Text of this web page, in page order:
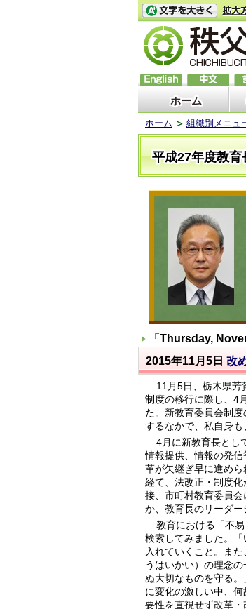
ホーム
ホーム 組織別メニュ
平成27年度教
「 Thursday,
2015年11月5日 改
11月5日、栃木県芳
制度の移行に際し、4
た。新教育委員会制
するなかで、私自身も
4月に新教育長とし
情報提供、情報の発
革が矢継ぎ早に進め
経て、法改正・制度
接、市町村教育委員
か、教育長のリーダー
教育における「不
検索してみました。
入れていくこと。ま
うはいかい）の理念
ぬ大切なものを守る
に変化の激しい中、
要性を直視せず改革